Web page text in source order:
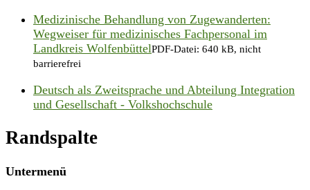
Medizinische Behandlung von Zugewanderten:
Wegweiser für medizinisches Fachpersonal im
Landkreis WolfenbüttelPDF-Datei: 640 kB, nicht
barrierefrei
Deutsch als Zweitsprache und Abteilung Integration
und Gesellschaft - Volkshochschule
Randspalte
Untermenü